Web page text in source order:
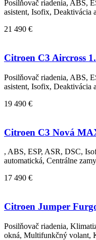
Posilňovač riadenia, ABS,
asistent, Isofix, Deaktivácia
21 490 €
Citroen C3 Aircross
Posilňovač riadenia, ABS,
asistent, Isofix, Deaktivácia
19 490 €
Citroen C3 Nová
, ABS, ESP, ASR, DSC,
automatická, Centrálne
17 490 €
Citroen Jumper
Posilňovač riadenia,
okná, Multifunkčný volant,